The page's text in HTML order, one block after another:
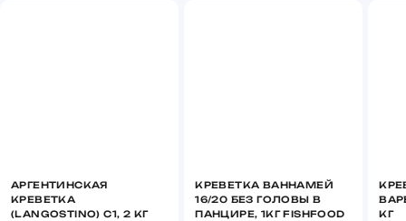
АРГЕНТИНСКАЯ
КРЕВЕТКА
(LANGOSTINO) С1, 2 КГ
КРЕВЕТКА ВАННАМЕЙ
16/20 БЕЗ ГОЛОВЫ В
ПАНЦИРЕ, 1КГ FISHFOOD
КГ